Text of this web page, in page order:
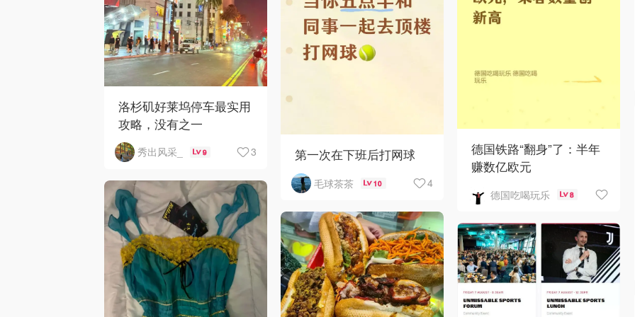
德国铁路“翻身”了：半年
赚数亿欧元
德国吃喝玩乐 8
洛杉矶好莱坞停车最实用
攻略，没有之一
秀出风采_ 9 3 第一次在下班后打网球
毛球茶茶 10 4